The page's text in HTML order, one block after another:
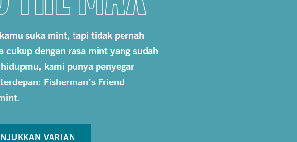
suka mint, tapi tidak pernah
cukup dengan rasa mint yang sudah
kami punya penyegar
Fisherman’s Friend
VARIAN